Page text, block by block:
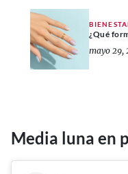
¿Qué
mayo 29,
Media luna en